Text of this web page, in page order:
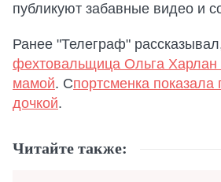
публикуют забавные видео и
Ранее "Телеграф"
фехтовальщица Ольга Харлан
мамой. Спортсменка
дочкой.
Читайте также: